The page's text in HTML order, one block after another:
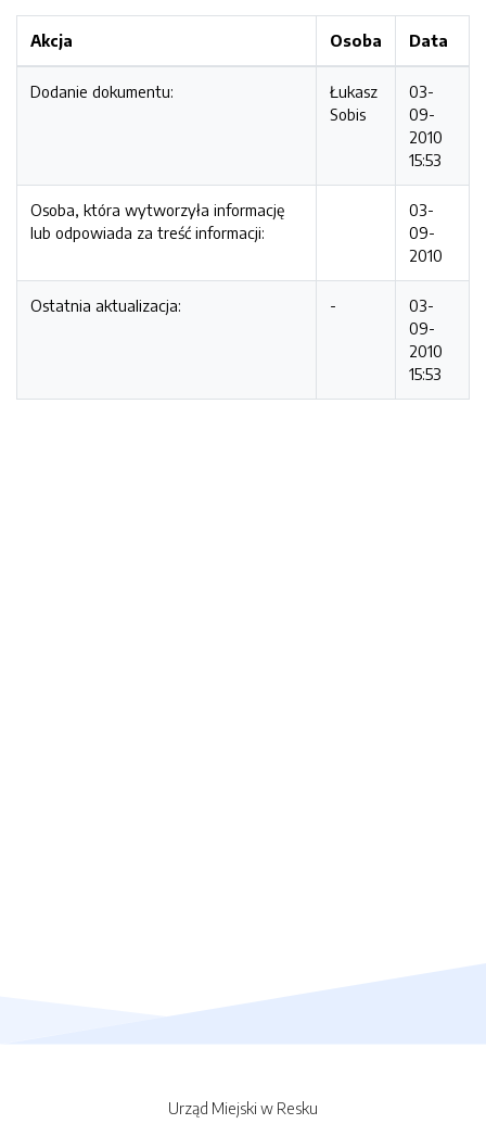
Akcja Osoba Data
Dodanie dokumentu:
Łukasz
Sobis
03-
09-
2010
15:53
Osoba, która wytworzyła informację
lub odpowiada za treść informacji:
03-
09-
2010
Ostatnia aktualizacja: -
03-
09-
2010
15:53
Urząd Miejski w Resku